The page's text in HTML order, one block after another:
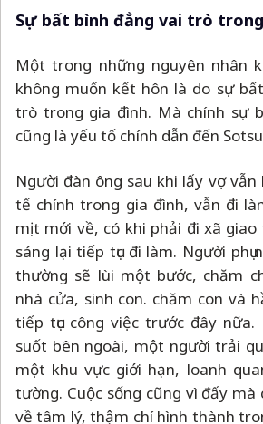
Sự bất bình đẳng vai trò
Một trong những nguyên nhân
không muốn kết hôn là do sự
trò trong gia đình. Mà chính sự
cũng là yếu tố chính dẫn đến
Người đàn ông sau khi lấy vợ
tế chính trong gia đình, vẫn đi
mịt mới về, có khi phải đi xã
sáng lại tiếp tục đi làm. Người phụ
thường sẽ lùi một bước, chăm
nhà cửa, sinh con. chăm con và
tiếp tục công việc trước đây
suốt bên ngoài, một người trải
một khu vực giới hạn, loanh
tường. Cuộc sống cũng vì đấy
về tâm lý, thậm chí hình thành